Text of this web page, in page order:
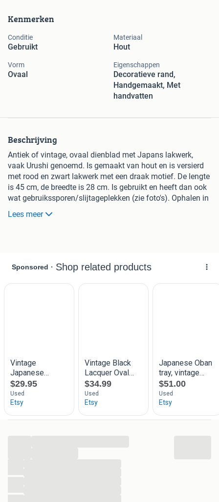
Kenmerken
Conditie
Gebruikt
Materiaal
Hout
Vorm
Ovaal
Eigenschappen
Decoratieve rand,
Handgemaakt, Met
handvatten
Beschrijving
Antiek of vintage, ovaal dienblad met Japans lakwerk,
vaak Urushi genoemd. Is gemaakt van hout en is versierd
met rood en zwart lakwerk met een draak motief. De lengte
is 45 cm, de breedte is 28 cm. Is gebruikt en heeft dan ook
wat gebruikssporen/slijtageplekken (zie foto's). Ophalen in
Leiden, versturen kost €6,95
Lees meer